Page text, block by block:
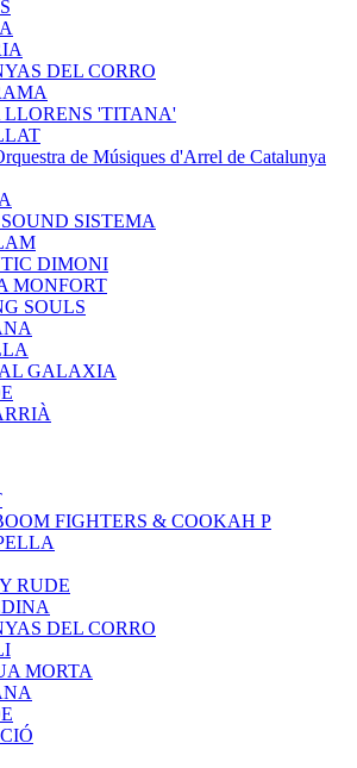
DEL CORRO
'TITANA'
de Músiques d'Arrel de Catalunya
SISTEMA
DIMONI
MONFORT
SOULS
GALAXIA
FIGHTERS & COOKAH P
RUDE
DEL CORRO
MORTA